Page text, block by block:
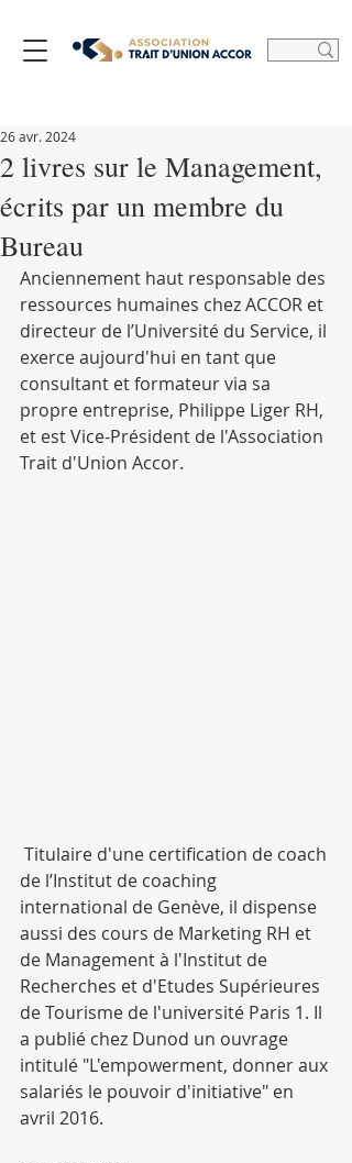
2 livres sur le Management,
écrits par un membre du
Bureau
26 avr. 2024
Anciennement haut responsable des
ressources humaines chez ACCOR et
directeur de l’Université du Service, il
exerce aujourd'hui en tant que
consultant et formateur via sa
propre entreprise, Philippe Liger RH,
et est Vice-Président de l'Association
Trait d'Union Accor.
de l’Institut de coaching
international de Genève, il dispense
aussi des cours de Marketing RH et
de Management à l'Institut de
Recherches et d'Etudes Supérieures
de Tourisme de l'université Paris 1. Il
a publié chez Dunod un ouvrage
intitulé "L'empowerment, donner aux
salariés le pouvoir d'initiative" en
avril 2016.